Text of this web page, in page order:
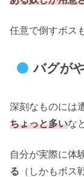
任意で倒すボス
バグが
深刻なものには
ちょっと多いな
自分が実際に体
る （しかもボス